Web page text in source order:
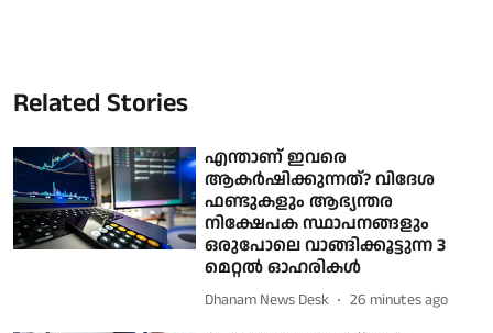
Related Stories
എന്താണ് ഇവ‌രെ
ആകർഷിക്കുന്നത്? വിദേശ
ഫണ്ടുകളും ആഭ്യന്തര
നിക്ഷേപക സ്ഥാപനങ്ങളും
ഒരുപോലെ വാങ്ങിക്കൂട്ടുന്ന 3
മെറ്റൽ ഓഹരികൾ
Dhanam News Desk 26 minutes ago